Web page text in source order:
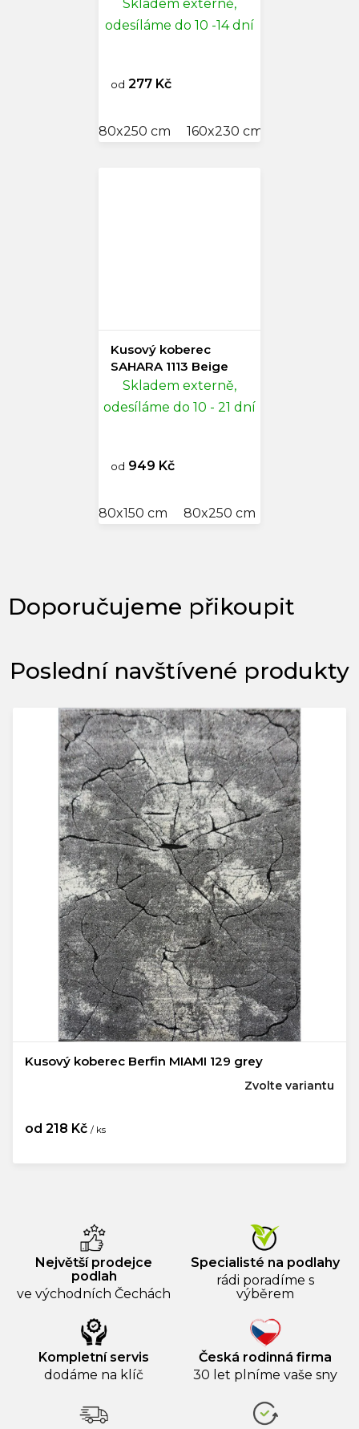
Skladem externě,
odesíláme do 10 -14 dní
od 277 Kč
80x250 cm 160x230 cm
Kusový koberec
SAHARA 1113 Beige
Skladem externě,
odesíláme do 10 - 21 dní
od 949 Kč
80x150 cm 80x250 cm
Poslední navštívené produkty
Kusový koberec Berfin MIAMI 129 grey
od 218 Kč / ks
Zvolte variantu
Největší prodejce
podlah
ve východních Čechách
Specialisté na podlahy
rádi poradíme s
výběrem
Kompletní servis
dodáme na klíč
Česká rodinná firma
30 let plníme vaše sny